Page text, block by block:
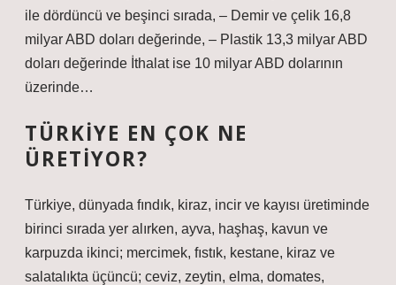
ile dördüncü ve beşinci sırada, – Demir ve çelik 16,8
milyar ABD doları değerinde, – Plastik 13,3 milyar ABD
doları değerinde İthalat ise 10 milyar ABD dolarının
üzerinde…
TÜRKIYE EN ÇOK NE
ÜRETIYOR?
Türkiye, dünyada fındık, kiraz, incir ve kayısı üretiminde
birinci sırada yer alırken, ayva, haşhaş, kavun ve
karpuzda ikinci; mercimek, fıstık, kestane, kiraz ve
salatalıkta üçüncü; ceviz, zeytin, elma, domates,